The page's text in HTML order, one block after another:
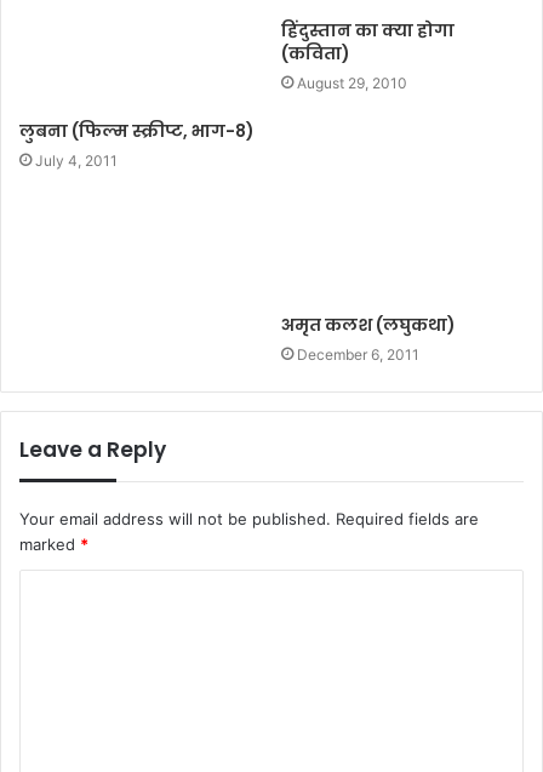
हिंदुस्तान का क्या होगा
(कविता)
August 29, 2010
लुबना (फिल्म स्क्रीप्ट, भाग-8)
July 4, 2011
अमृत कलश (लघुकथा)
December 6, 2011
Leave a Reply
Your email address will not be published. Required fields are
marked *